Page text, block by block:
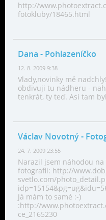
http://
fotokluby/18465.html
Dana - Pohlazeníčko
12. 8. 2009 9:38
Vlady,novinky mě
obdivuji tu nádheru -
tenkrát, ty teď. Asi tam
Václav Novotný-
24. 7. 2009 23:55
Narazil jsem náhodou
fotografii: http://
svetlo.com/
Já mám to samé :-)
:http://
ce_2165230